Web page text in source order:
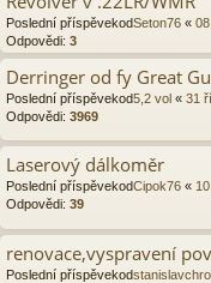
Poslední příspěvekodSeton76 «
Odpovědi: 3
Derringer od fy Great
Poslední příspěvekod5,2 vol « 31
Odpovědi: 3969
Laserový dálkoměr
Poslední příspěvekodCipok76 «
Odpovědi: 39
renovace,vyspravení
Poslední příspěvekod